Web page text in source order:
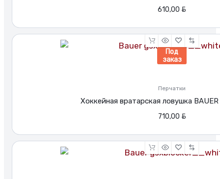
Беларуси.
610,00 BYN
Под
заказ
Перчатки
Хоккейная вратарская ловушка BAUER
710,00 BYN